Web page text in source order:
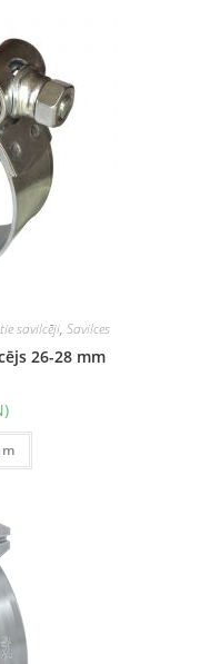
savilcēji, Savilces
26-28 mm